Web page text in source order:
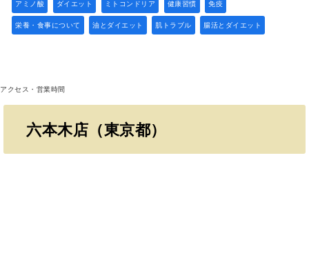
アミノ酸 ダイエット ミトコンドリア 健康習慣 免疫
栄養・食事について 油とダイエット 肌トラブル 腸活とダイエット
アクセス・営業時間
六本木店（東京都）